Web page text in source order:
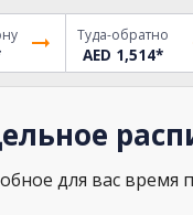
Туда-обратно
AED 1,514*
для вас время